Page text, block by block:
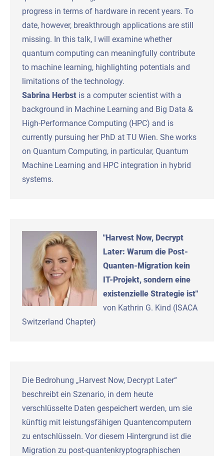
progress in terms of hardware in recent years. To
date, however, breakthrough applications are still
missing. In this talk, I will examine whether
quantum computing can meaningfully contribute
to machine learning, highlighting potentials and
limitations of the technology.
Sabrina Herbst is a computer scientist with a
background in Machine Learning and Big Data &
High-Performance Computing (HPC) and is
currently pursuing her PhD at TU Wien. She works
on Quantum Computing, in particular, Quantum
Machine Learning and HPC integration in hybrid
systems.
"Harvest Now, Decrypt
Later: Warum die Post-
Quanten-Migration kein
IT-Projekt, sondern eine
existenzielle Strategie ist"
von Kathrin G. Kind (ISACA
Switzerland Chapter)
Die Bedrohung „Harvest Now, Decrypt Later“
beschreibt ein Szenario, in dem heute
verschlüsselte Daten gespeichert werden, um sie
künftig mit leistungsfähigen Quantencomputern
zu entschlüsseln. Vor diesem Hintergrund ist die
Migration zu post-quantenkryptographischen